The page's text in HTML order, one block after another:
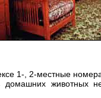
1-, 2-местные
животных